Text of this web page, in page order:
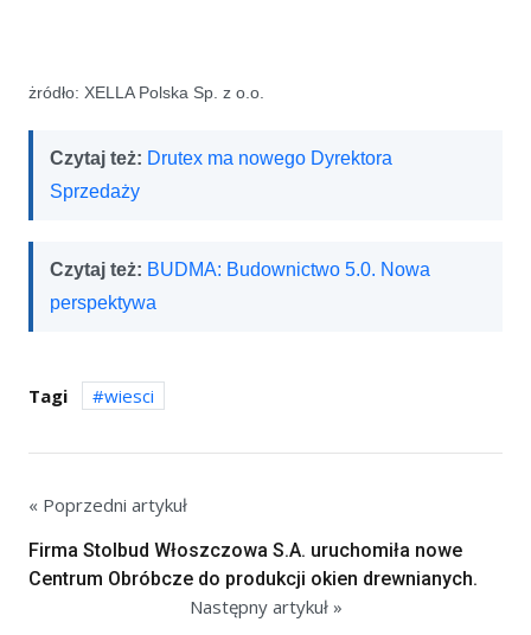
żródło: XELLA Polska Sp. z o.o.
Czytaj też: Drutex ma nowego Dyrektora
Sprzedaży
Czytaj też: BUDMA: Budownictwo 5.0. Nowa
perspektywa
Tagi wiesci
« Poprzedni artykuł
Firma Stolbud Włoszczowa S.A. uruchomiła nowe
Centrum Obróbcze do produkcji okien drewnianych.
Następny artykuł »